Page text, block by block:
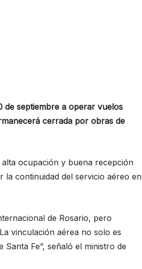
de septiembre a operar vuelos
cerrada por obras de
ocupación y buena recepción
la continuidad del servicio aéreo en
de Rosario, pero
vinculación aérea no solo es
Fe”, señaló el ministro de